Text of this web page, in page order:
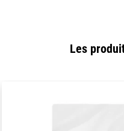
Les